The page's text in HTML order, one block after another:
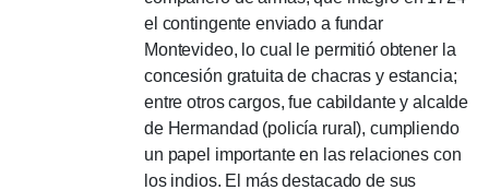
el contingente enviado a fundar
Montevideo, lo cual le permitió obtener la
concesión gratuita de chacras y estancia;
entre otros cargos, fue cabildante y alcalde
de Hermandad (policía rural), cumpliendo
un papel importante en las relaciones con
los indios. El más destacado de sus